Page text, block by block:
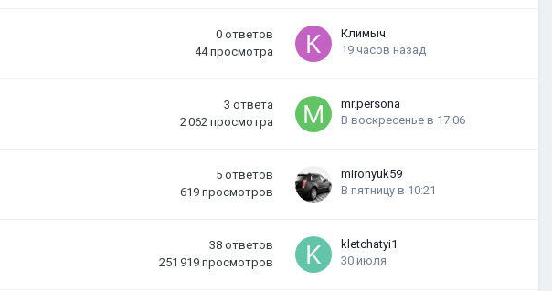
0 ответов
44 просмотра
Климыч
19 часов назад
3 ответа
2 062 просмотра
mr.persona
В воскресенье в 17:06
5 ответов
619 просмотров
mironyuk59
В пятницу в 10:21
38 ответов
251 919 просмотров
kletchatyi1
30 июля